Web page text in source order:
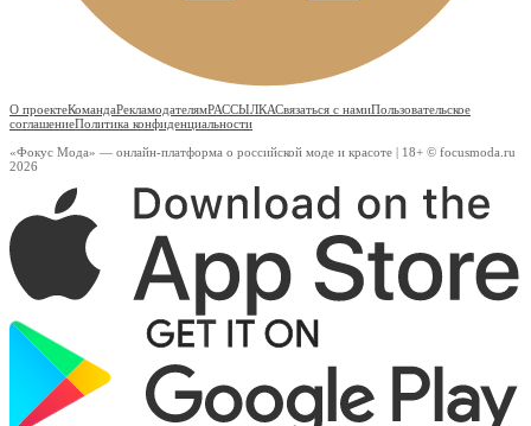
О проектеКомандаРекламодателямРАССЫЛКАСвязаться с намиПользовательское
соглашениеПолитика конфиденциальности
«Фокус Мода» — онлайн-платформа о российской моде и красоте | 18+ © focusmoda.ru
2026